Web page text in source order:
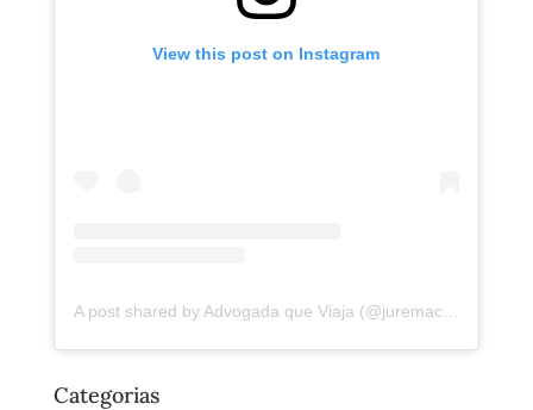
View this post on Instagram
A post shared by Advogada que Viaja (@juremacintra)
Categorias